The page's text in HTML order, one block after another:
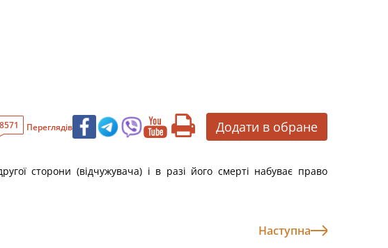
8571 Переглядів Додати в обране
сторони (відчужувача) і в разі його смерті набуває право
Наступна